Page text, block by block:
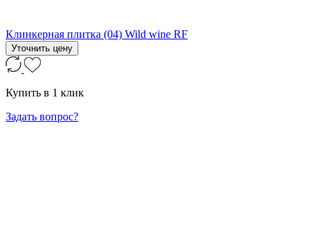
Клинкерная плитка (04) Wild wine RF
Уточнить цену
Купить в 1 клик
Задать вопрос?